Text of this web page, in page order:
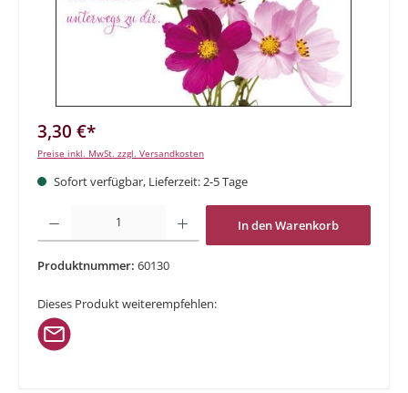
3,30 €*
Preise inkl. MwSt. zzgl. Versandkosten
Sofort verfügbar, Lieferzeit: 2-5 Tage
Produkt Anzahl: Gib den gewünschten Wert ein oder benutze die Schaltflächen um
In den Warenkorb
Produktnummer: 60130
Dieses Produkt weiterempfehlen: